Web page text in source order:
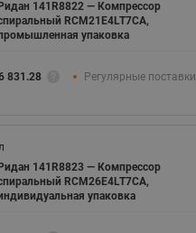
141R8822 — Компрессор
RCM21E4LT7CA,
упаковка
831.28 Регулярные поставки
141R8823 — Компрессор
RCM26E4LT7CA,
упаковка